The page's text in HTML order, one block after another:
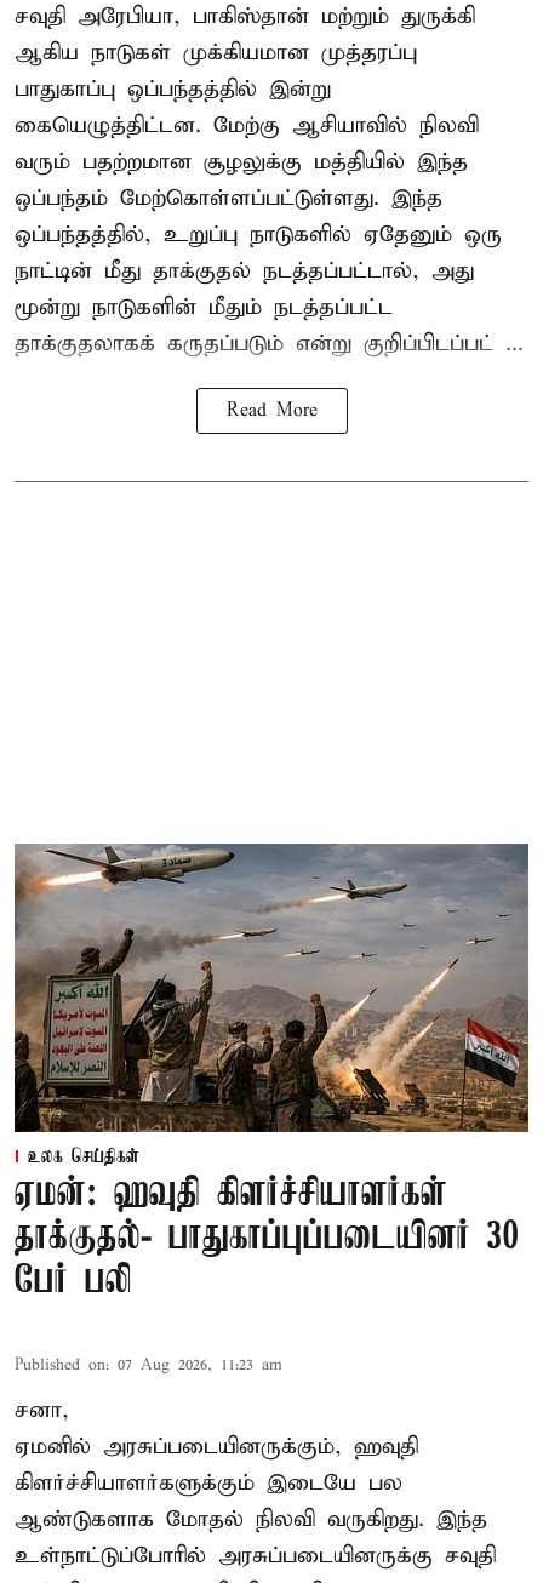
சவுதி அரேபியா, பாகிஸ்தான் மற்றும் துருக்கி
ஆகிய நாடுகள் முக்கியமான முத்தரப்பு
பாதுகாப்பு ஒப்பந்தத்தில் இன்று
கையெழுத்திட்டன. மேற்கு ஆசியாவில் நிலவி
வரும் பதற்றமான சூழலுக்கு மத்தியில் இந்த
ஒப்பந்தம் மேற்கொள்ளப்பட்டுள்ளது. இந்த
ஒப்பந்தத்தில், உறுப்பு நாடுகளில் ஏதேனும் ஒரு
நாட்டின் மீது தாக்குதல் நடத்தப்பட்டால், அது
மூன்று நாடுகளின் மீதும் நடத்தப்பட்ட
தாக்குதலாகக் கருதப்படும் என்று குறிப்பிடப்பட் ...
Read More
உலக செய்திகள்
ஏமன்: ஹவுதி கிளர்ச்சியாளர்கள்
தாக்குதல்- பாதுகாப்புப்படையினர் 30
பேர் பலி
Published on: 07 Aug 2026, 11:23 am
சனா,
ஏமனில் அரசுப்படையினருக்கும், ஹவுதி
கிளர்ச்சியாளர்களுக்கும் இடையே பல
ஆண்டுகளாக மோதல் நிலவி வருகிறது. இந்த
உள்நாட்டுப்போரில் அரசுப்படையினருக்கு சவுதி